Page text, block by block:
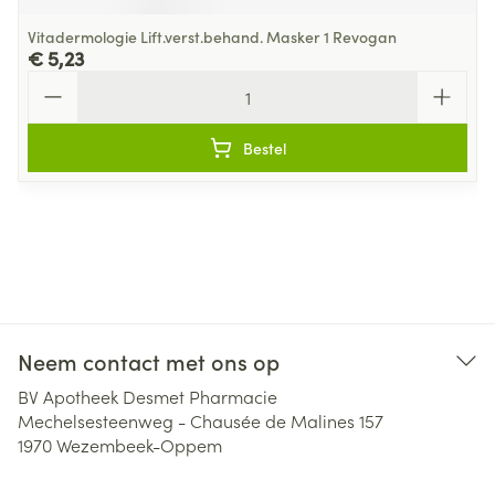
Vitadermologie Lift.verst.behand. Masker 1 Revogan
€ 5,23
Bestel
Neem contact met ons op
BV Apotheek Desmet Pharmacie
Mechelsesteenweg - Chausée de Malines 157
1970Wezembeek-Oppem